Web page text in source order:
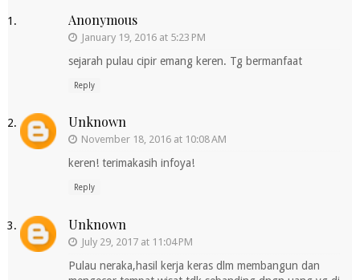
Anonymous
January 19, 2016 at 5:23 PM
sejarah pulau cipir emang keren. Tg bermanfaat
Reply
Unknown
November 18, 2016 at 10:08 AM
keren! terimakasih infoya!
Reply
Unknown
July 29, 2017 at 11:04 PM
Pulau neraka,hasil kerja keras dlm membangun dan